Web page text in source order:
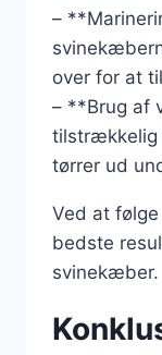
–
over for at
– **Brug af
tilstrækkelig
tørrer ud
Ved at
bedste
svinekæber.